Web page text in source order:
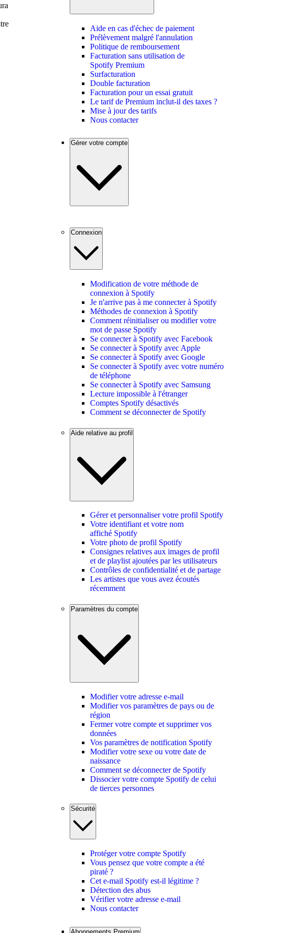
Aide en cas d'échec de paiement
Prélèvement malgré l'annulation
Politique de remboursement
Facturation sans utilisation de
Spotify Premium
Surfacturation
Double facturation
Facturation pour un essai gratuit
Le tarif de Premium inclut-il des taxes ?
Mise à jour des tarifs
Nous contacter
Gérer votre compte
Connexion
Modification de votre méthode de
connexion à Spotify
Je n'arrive pas à me connecter à Spotify
Méthodes de connexion à Spotify
Comment réinitialiser ou modifier votre
mot de passe Spotify
Se connecter à Spotify avec Facebook
Se connecter à Spotify avec Apple
Se connecter à Spotify avec Google
Se connecter à Spotify avec votre numéro
de téléphone
Se connecter à Spotify avec Samsung
Lecture impossible à l'étranger
Comptes Spotify désactivés
Comment se déconnecter de Spotify
Aide relative au profil
Gérer et personnaliser votre profil Spotify
Votre identifiant et votre nom
affiché Spotify
Votre photo de profil Spotify
Consignes relatives aux images de profil
et de playlist ajoutées par les utilisateurs
Contrôles de confidentialité et de partage
Les artistes que vous avez écoutés
récemment
Paramètres du compte
Modifier votre adresse e-mail
Modifier vos paramètres de pays ou de
région
Fermer votre compte et supprimer vos
données
Vos paramètres de notification Spotify
Modifier votre sexe ou votre date de
naissance
Comment se déconnecter de Spotify
Dissocier votre compte Spotify de celui
de tierces personnes
Sécurité
Protéger votre compte Spotify
Vous pensez que votre compte a été
piraté ?
Cet e-mail Spotify est-il légitime ?
Détection des abus
Vérifier votre adresse e-mail
Nous contacter